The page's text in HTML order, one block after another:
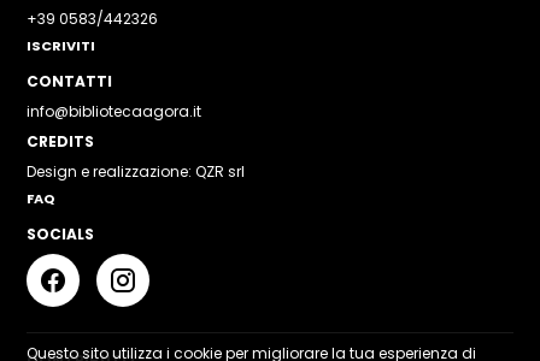
Questo sito utilizza i cookie per migliorare la tua esperienza di
+39 0583/442326
ISCRIVITI
CONTATTI
info@bibliotecaagora.it
CREDITS
Design e realizzazione: QZR srl
FAQ
SOCIALS